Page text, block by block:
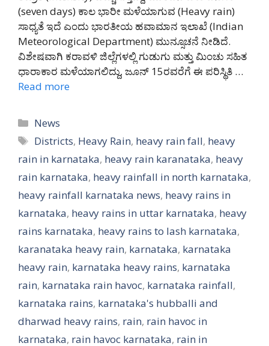
(seven days) ಕಾಲ ಭಾರೀ ಮಳೆಯಾಗುವ (Heavy rain)
ಸಾಧ್ಯತೆ ಇದೆ ಎಂದು ಭಾರತೀಯ ಹವಾಮಾನ ಇಲಾಖೆ (Indian
Meteorological Department) ಮುನ್ಸೂಚನೆ ನೀಡಿದೆ.
ವಿಶೇಷವಾಗಿ ಕರಾವಳಿ ಜಿಲ್ಲೆಗಳಲ್ಲಿ ಗುಡುಗು ಮತ್ತು ಮಿಂಚು ಸಹಿತ
ಧಾರಾಕಾರ ಮಳೆಯಾಗಲಿದ್ದು, ಜೂನ್ 15ರವರೆಗೆ ಈ ಪರಿಸ್ಥಿತಿ …
Read more
Categories
News
Tags
Districts, Heavy Rain, heavy rain fall, heavy
rain in karnataka, heavy rain karanataka, heavy
rain karnataka, heavy rainfall in north karnataka,
heavy rainfall karnataka news, heavy rains in
karnataka, heavy rains in uttar karnataka, heavy
rains karnataka, heavy rains to lash karnataka,
karanataka heavy rain, karnataka, karnataka
heavy rain, karnataka heavy rains, karnataka
rain, karnataka rain havoc, karnataka rainfall,
karnataka rains, karnataka's hubballi and
dharwad heavy rains, rain, rain havoc in
karnataka, rain havoc karnataka, rain in